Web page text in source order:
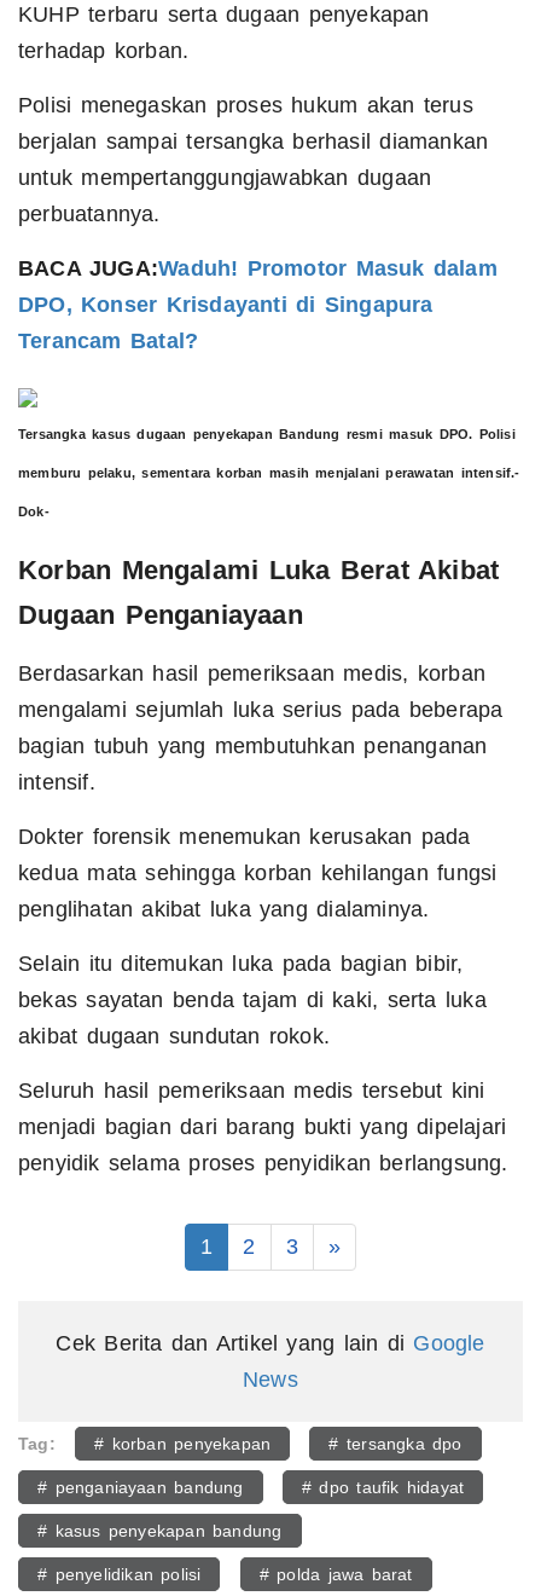
KUHP terbaru serta dugaan penyekapan
terhadap korban.
Polisi menegaskan proses hukum akan terus
berjalan sampai tersangka berhasil diamankan
untuk mempertanggungjawabkan dugaan
perbuatannya.
BACA JUGA:Waduh! Promotor Masuk dalam
DPO, Konser Krisdayanti di Singapura
Terancam Batal?
Tersangka kasus dugaan penyekapan Bandung resmi masuk DPO. Polisi
memburu pelaku, sementara korban masih menjalani perawatan intensif.-
Dok-
Korban Mengalami Luka Berat Akibat
Dugaan Penganiayaan
Berdasarkan hasil pemeriksaan medis, korban
mengalami sejumlah luka serius pada beberapa
bagian tubuh yang membutuhkan penanganan
intensif.
Dokter forensik menemukan kerusakan pada
kedua mata sehingga korban kehilangan fungsi
penglihatan akibat luka yang dialaminya.
Selain itu ditemukan luka pada bagian bibir,
bekas sayatan benda tajam di kaki, serta luka
akibat dugaan sundutan rokok.
Seluruh hasil pemeriksaan medis tersebut kini
menjadi bagian dari barang bukti yang dipelajari
penyidik selama proses penyidikan berlangsung.
1 2 3 »
Cek Berita dan Artikel yang lain di Google
News
Tag: # korban penyekapan # tersangka dpo
# penganiayaan bandung # dpo taufik hidayat
# kasus penyekapan bandung
# penyelidikan polisi # polda jawa barat